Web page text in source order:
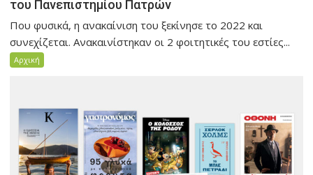
του Πανεπιστημίου Πατρών
Που φυσικά, η ανακαίνιση του ξεκίνησε το 2022 και
συνεχίζεται. Ανακαινίστηκαν οι 2 φοιτητικές του εστίες...
Αρχική